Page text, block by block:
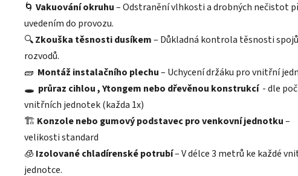
🌀 Vakuování okruhu– Odstranění vlhkosti a drobných nečistot
uvedením do provozu.
🔍Zkouška těsnosti dusíkem– Důkladná kontrola těsnosti
rozvodů.
🧱 Montáž instalačního plechu– Uchycení držáku pro vnitřní
🕳️ průraz cihlou , Ytongem nebo dřevěnou konstrukcí - dle
vnitřních jednotek (každa 1x)
🏗️ Konzole nebo gumový podstavec pro venkovní jednotku–
velikosti standard
🧊 Izolované chladírenské potrubí– V délce 3 metrů ke každé
jednotce.